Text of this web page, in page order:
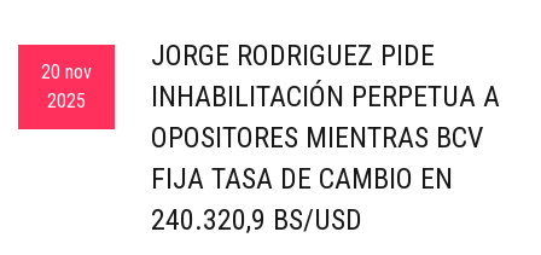
20 nov
2025
JORGE RODRÍGUEZ PIDE
INHABILITACIÓN PERPETUA A
OPOSITORES MIENTRAS BCV
FIJA TASA DE CAMBIO EN
240.320,9 BS/USD